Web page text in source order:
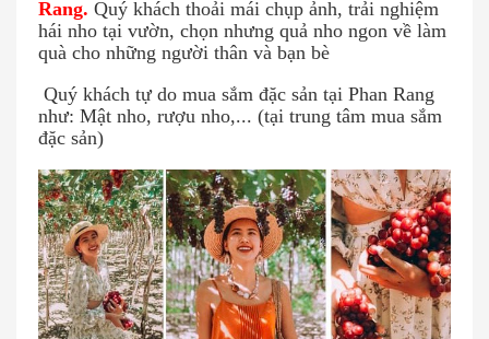
Rang. Quý khách thoải mái chụp ảnh, trải nghiệm
hái nho tại vườn, chọn nhưng quả nho ngon về làm
quà cho những người thân và bạn bè
Quý khách tự do mua sắm đặc sản tại Phan Rang
như: Mật nho, rượu nho,... (tại trung tâm mua sắm
đặc sản)